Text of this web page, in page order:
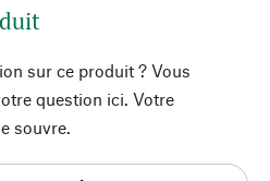
sur ce produit ? Vous
question ici. Votre
souvre.